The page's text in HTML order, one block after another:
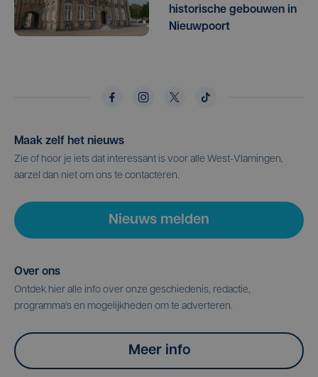
historische gebouwen in
Nieuwpoort
Maak zelf het nieuws
Zie of hoor je iets dat interessant is voor alle West-Vlamingen,
aarzel dan niet om ons te contacteren.
Nieuws melden
Over ons
Ontdek hier alle info over onze geschiedenis, redactie,
programma's en mogelijkheden om te adverteren.
Meer info